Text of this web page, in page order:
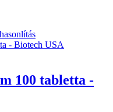
100 tabletta -